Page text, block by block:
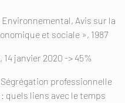
Avis sur la
et sociale », 1987
janvier 2020 -> 45%
Ségrégation professionnelle
quels liens avec le temps